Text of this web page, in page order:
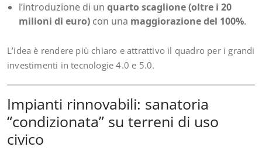
l’introduzione di un quarto scaglione (oltre i 20
milioni di euro) con una maggiorazione del 100%.
L’idea è rendere più chiaro e attrattivo il quadro per i grandi
investimenti in tecnologie 4.0 e 5.0.
Impianti rinnovabili: sanatoria
“condizionata” su terreni di uso
civico